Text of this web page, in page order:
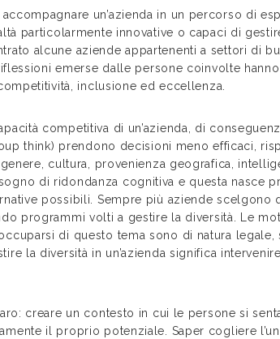
un’azienda in un percorso di
particolarmente innovative o capaci di
alcune aziende appartenenti a settori di
emerse dalle persone coinvolte
inclusione ed eccellenza.
competitiva di un’azienda, di
think) prendono decisioni meno efficaci,
cultura, provenienza geografica,
di ridondanza cognitiva e questa nasce
possibili. Sempre più aziende scelgono
programmi volti a gestire la diversità. Le
di questo tema sono di natura legale,
la diversità in un’azienda significa
creare un contesto in cui le persone si
il proprio potenziale. Saper cogliere